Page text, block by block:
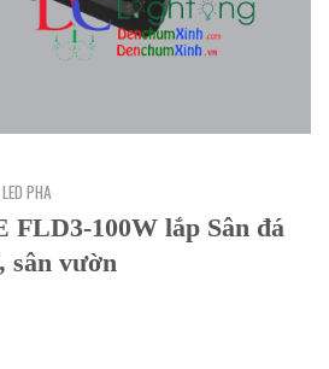
PHA
FLD3-100W lắp Sân đá
sân vườn